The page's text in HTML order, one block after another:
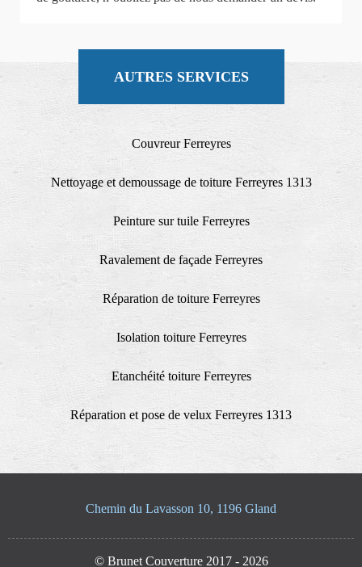
AUTRES SERVICES
Couvreur Ferreyres
Nettoyage et demoussage de toiture Ferreyres 1313
Peinture sur tuile Ferreyres
Ravalement de façade Ferreyres
Réparation de toiture Ferreyres
Isolation toiture Ferreyres
Etanchéité toiture Ferreyres
Réparation et pose de velux Ferreyres 1313
Chemin du Lavasson 10, 1196 Gland
© Brunet Couverture 2017 - 2026